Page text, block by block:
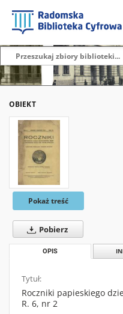
OBIEKT
Pokaż treść
Pobierz
OPIS
Tytuł:
Roczniki papieskiego
R. 6, nr 2